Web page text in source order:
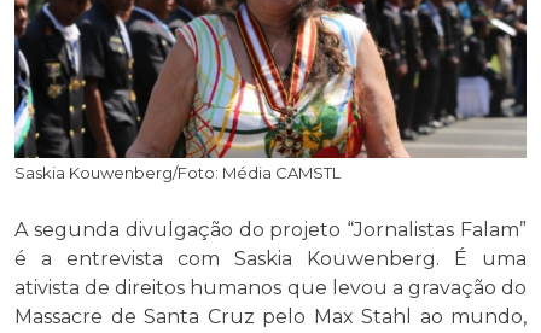
Saskia Kouwenberg/Foto: Média CAMSTL
A segunda divulgação do projeto “Jornalistas Falam”
é a entrevista com Saskia Kouwenberg. É uma
ativista de direitos humanos que levou a gravação do
Massacre de Santa Cruz pelo Max Stahl ao mundo,